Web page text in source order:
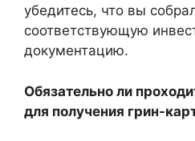
убедитесь, что вы
соответствующую
документацию.
Обязательно ли
для получения грин-